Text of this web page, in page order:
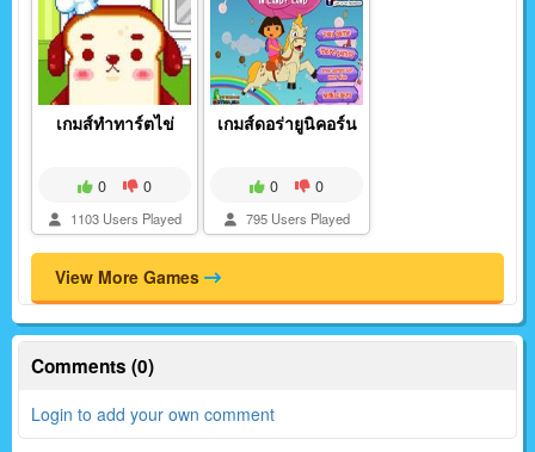
เกมส์ทำทาร์ตไข่
0 0
1103 Users Played
เกมส์ดอร่ายูนิคอร์น
0 0
795 Users Played
View More Games
Comments (0)
Login to add your own comment